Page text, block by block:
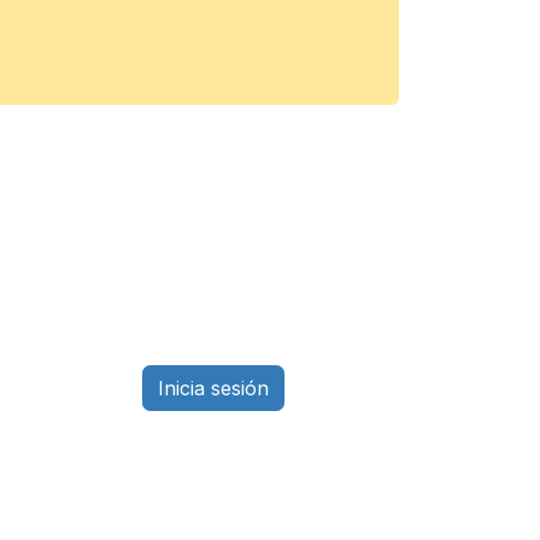
Inicia sesión